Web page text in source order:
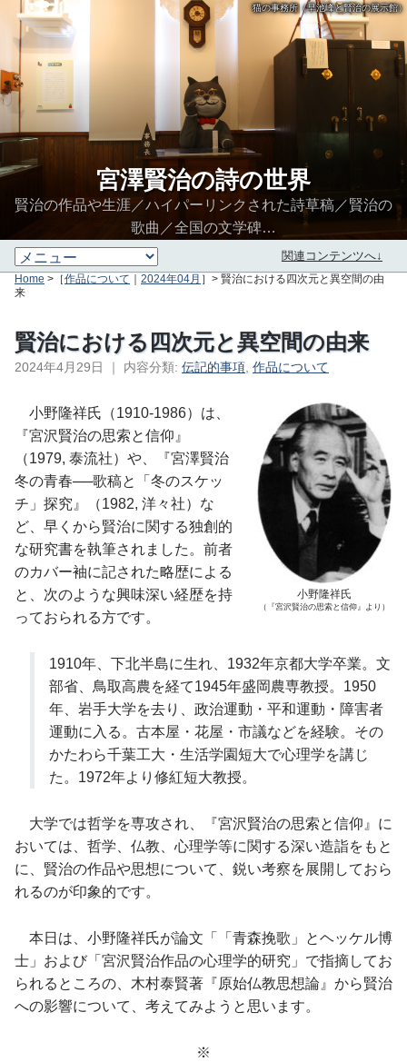
猫の事務所（早池峰と賢治の展示館）
宮澤賢治の詩の世界
賢治の作品や生涯／ハイパーリンクされた詩草稿／賢治の
歌曲／全国の文学碑…
関連コンテンツへ↓
Home >［作品について ｜ 2024年04月 ］> 賢治における四次元と異空間の由
来
賢治における四次元と異空間の由来
2024年4月29日 ｜ 内容分類: 伝記的事項 作品について
小野隆祥氏
（『宮沢賢治の思索と信仰』より）
小野隆祥氏（1910-1986）は、
『宮沢賢治の思索と信仰』
（1979, 泰流社）や、『宮澤賢治
冬の青春──歌稿と「冬のスケッ
チ」探究』（1982, 洋々社）な
ど、早くから賢治に関する独創的
な研究書を執筆されました。前者
のカバー袖に記された略歴による
と、次のような興味深い経歴を持
っておられる方です。
1910年、下北半島に生れ、1932年京都大学卒業。文
部省、鳥取高農を経て1945年盛岡農専教授。1950
年、岩手大学を去り、政治運動・平和運動・障害者
運動に入る。古本屋・花屋・市議などを経験。その
かたわら千葉工大・生活学園短大で心理学を講じ
た。1972年より修紅短大教授。
大学では哲学を専攻され、『宮沢賢治の思索と信仰』に
おいては、哲学、仏教、心理学等に関する深い造詣をもと
に、賢治の作品や思想について、鋭い考察を展開しておら
れるのが印象的です。
本日は、小野隆祥氏が論文「「青森挽歌」とヘッケル博
士」および「宮沢賢治作品の心理学的研究」で指摘してお
られるところの、木村泰賢著『原始仏教思想論』から賢治
への影響について、考えてみようと思います。
※